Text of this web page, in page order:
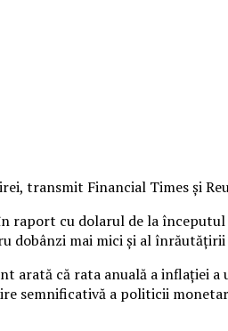
transmit Financial Times şi
raport cu dolarul de la
dobânzi mai mici şi al înrăutăţirii
arată că rata anuală a inflaţiei
semnificativă a politicii